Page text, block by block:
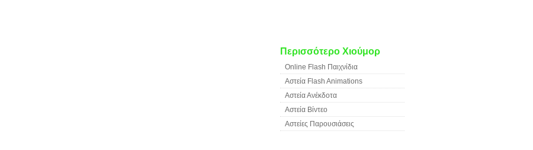
Περισσότερο Χιούμορ
Online Flash Παιχνίδια
Αστεία Flash Animations
Αστεία Ανέκδοτα
Αστεία Βίντεο
Αστείες Παρουσιάσεις